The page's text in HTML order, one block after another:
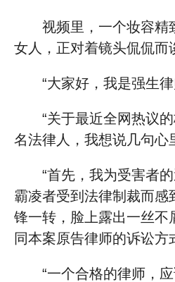
视频里，一个妆容精
女人，正对着镜头侃侃而
“大家好，我是强生
“关于最近全网热议
名法律人，我想说几句心
“首先，我为受害者
霸凌者受到法律制裁而感
锋一转，脸上露出一丝不
同本案原告律师的诉讼方
“一个合格的律师，